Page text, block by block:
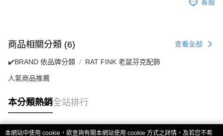
客服
商品相關分類 (6) 查看全部
✔️BRAND 依品牌分類 RAT FINK 老鼠芬克配飾
人氣商品推薦
本分類熱銷全站排行
本網站中使用 cookie，欲查詢有關本網站使用 cookie 方式之詳情，及若您不希